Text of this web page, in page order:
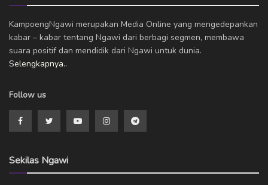
KampoengNgawi merupakan Media Online yang mengedepankan
kabar – kabar tentang Ngawi dari berbagi segmen, membawa
suara positif dan mendidik dari Ngawi untuk dunia.
Selengkapnya..
Follow us
Sekilas Ngawi